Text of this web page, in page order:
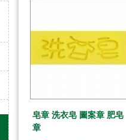
皂章 洗衣皂 圖案章 肥皂
章